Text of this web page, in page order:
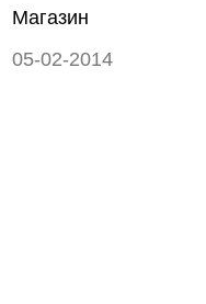
Магазин
05-02-2014